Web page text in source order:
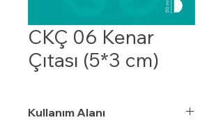
CKÇ 06 Kenar
Çıtası (5*3 cm)
Kullanım Alanı